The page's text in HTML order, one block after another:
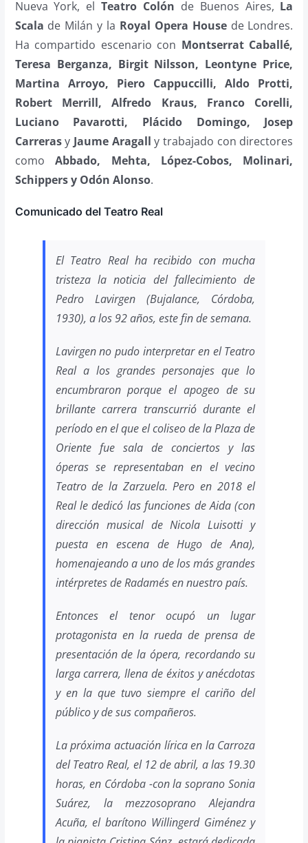
Nueva York, elTeatro Colón de Buenos Aires, La
Scala de Milán y la Royal Opera Housede Londres.
Ha compartido escenario con Montserrat Caballé,
Teresa Berganza, Birgit Nilsson, Leontyne Price,
Martina Arroyo, Piero Cappuccilli, Aldo Protti,
Robert Merrill, Alfredo Kraus, Franco Corelli,
Luciano Pavarotti, Plácido Domingo, Josep
Carrerasy Jaume Aragall y trabajado con directores
comoAbbado, Mehta, López-Cobos, Molinari,
Schippers y Odón Alonso.
Comunicado del Teatro Real
El Teatro Real ha recibido con mucha
tristeza la noticia del fallecimiento de
Pedro Lavirgen (Bujalance, Córdoba,
1930), a los 92 años, este fin de semana.
Lavirgen no pudo interpretar en el Teatro
Real a los grandes personajes que lo
encumbraron porque el apogeo de su
brillante carrera transcurrió durante el
período en el que el coliseo de la Plaza de
Oriente fue sala de conciertos y las
óperas se representaban en el vecino
Teatro de la Zarzuela. Pero en 2018 el
Real le dedicó las funciones de Aida (con
dirección musical de Nicola Luisotti y
puesta en escena de Hugo de Ana),
homenajeando a uno de los más grandes
intérpretes de Radamés en nuestro país.
Entonces el tenor ocupó un lugar
protagonista en la rueda de prensa de
presentación de la ópera, recordando su
larga carrera, llena de éxitos y anécdotas
y en la que tuvo siempre el cariño del
público y de sus compañeros.
La próxima actuación lírica en la Carroza
del Teatro Real, el 12 de abril, a las 19.30
horas, en Córdoba -con la soprano Sonia
Suárez, la mezzosoprano Alejandra
Acuña, el barítono Willingerd Giménez y